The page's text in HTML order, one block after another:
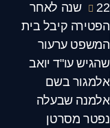
22 שנה לאחר
הפטירה קיבל בית
המשפט ערעור
שהגיש עו"ד יואב
אלמגור בשם
אלמנה שבעלה
נפטר מסרטן